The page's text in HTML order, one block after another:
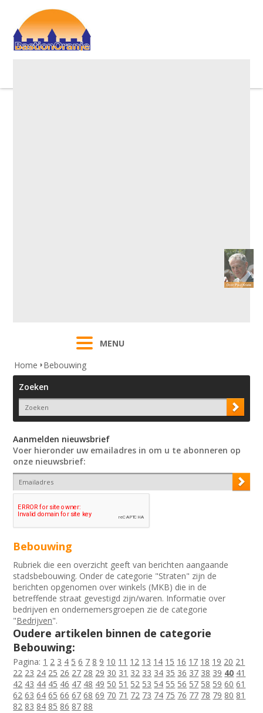
MENU
Home
Bebouwing
Zoeken
Aanmelden nieuwsbrief
Voer hieronder uw emailadres in om u te abonneren op
onze nieuwsbrief:
Bebouwing
Rubriek die een overzicht geeft van berichten aangaande
stadsbebouwing. Onder de categorie "Straten" zijn de
berichten opgenomen over winkels (MKB) die in de
betreffende straat gevestigd zijn/waren. Informatie over
bedrijven en ondernemersgroepen zie de categorie
"Bedrijven".
Oudere artikelen binnen de categorie
Bebouwing:
Pagina: 1 2 3 4 5 6 7 8 9 10 11 12 13 14 15 16 17 18 19 20 21
22 23 24 25 26 27 28 29 30 31 32 33 34 35 36 37 38 39 40 41
42 43 44 45 46 47 48 49 50 51 52 53 54 55 56 57 58 59 60 61
62 63 64 65 66 67 68 69 70 71 72 73 74 75 76 77 78 79 80 81
82 83 84 85 86 87 88